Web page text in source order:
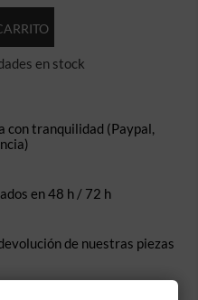
en stock
con tranquilidad (Paypal,
en 48 h / 72 h
de nuestras piezas